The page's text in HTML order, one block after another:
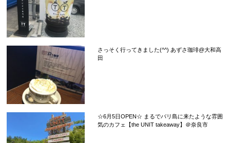
さっそく行ってきました(^^) あずさ珈琲@大和高
田
☆6月5日OPEN☆ まるでバリ島に来たような雰囲
気のカフェ【the UNIT takeaway】＠奈良市